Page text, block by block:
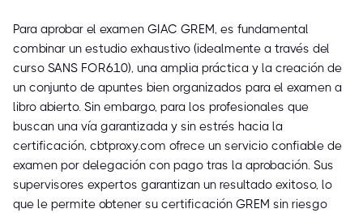
Para aprobar el examen GIAC GREM, es fundamental
combinar un estudio exhaustivo (idealmente a través del
curso SANS FOR610), una amplia práctica y la creación de
un conjunto de apuntes bien organizados para el examen a
libro abierto. Sin embargo, para los profesionales que
buscan una vía garantizada y sin estrés hacia la
certificación, cbtproxy.com ofrece un servicio confiable de
examen por delegación con pago tras la aprobación. Sus
supervisores expertos garantizan un resultado exitoso, lo
que le permite obtener su certificación GREM sin riesgo